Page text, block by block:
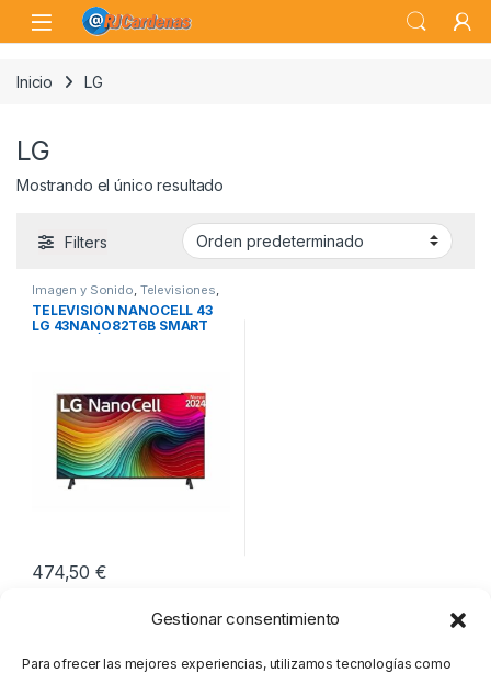
Gestionar consentimiento
Para ofrecer las mejores experiencias, utilizamos tecnologías como
Skip to navigation
Skip to content
Open
Inicio LG
LG
Mostrando el único resultado
Filters
Imagen y Sonido, Televisiones,
TV de 43 pulgadas
TELEVISIÓN NANOCELL 43
LG 43NANO82T6B SMART
474,50€
Mostrando el único resultado